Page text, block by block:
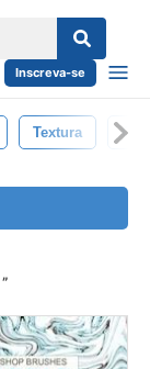
Inscreva-se
Textura